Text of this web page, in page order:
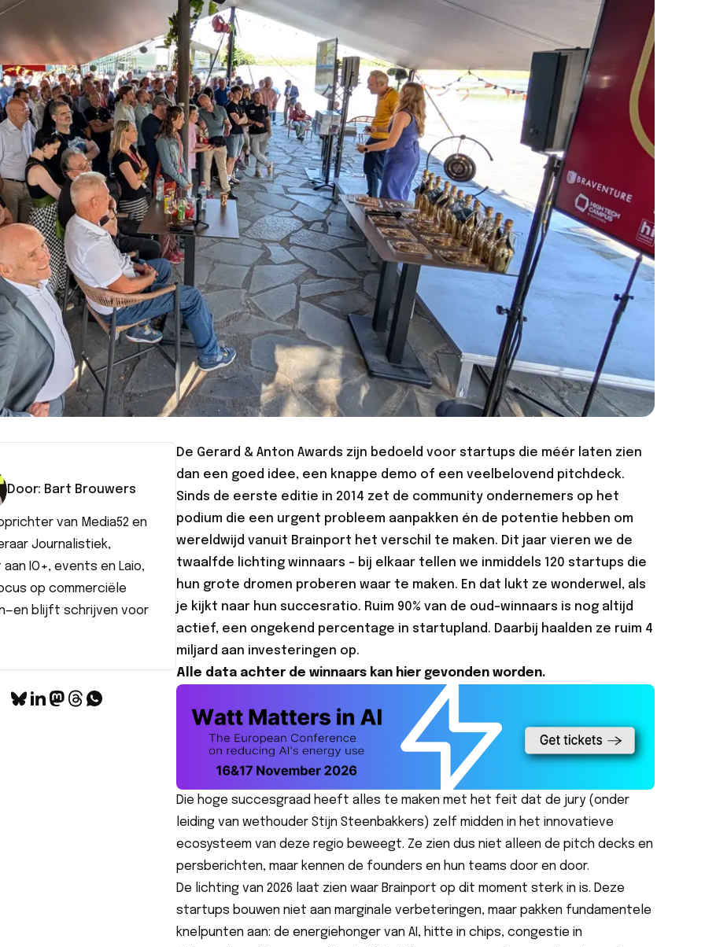
Door: Bart Brouwers
van Media52 en
Journalistiek,
IO+, events en Laio,
op commerciële
blijft schrijven voor
De Gerard & Anton Awards zijn bedoeld voor startups die méér laten zien
dan een goed idee, een knappe demo of een veelbelovend pitchdeck.
Sinds de eerste editie in 2014 zet de community ondernemers op het
podium die een urgent probleem aanpakken én de potentie hebben om
wereldwijd vanuit Brainport het verschil te maken. Dit jaar vieren we de
twaalfde lichting winnaars - bij elkaar tellen we inmiddels 120 startups die
hun grote dromen proberen waar te maken. En dat lukt ze wonderwel, als
je kijkt naar hun succesratio. Ruim 90% van de oud-winnaars is nog altijd
actief, een ongekend percentage in startupland. Daarbij haalden ze ruim 4
miljard aan investeringen op.
Alle data achter de winnaars kan hier gevonden worden.
Die hoge succesgraad heeft alles te maken met het feit dat de jury (onder
leiding van wethouder Stijn Steenbakkers) zelf midden in het innovatieve
ecosysteem van deze regio beweegt. Ze zien dus niet alleen de pitch decks en
persberichten, maar kennen de founders en hun teams door en door.
De lichting van 2026 laat zien waar Brainport op dit moment sterk in is. Deze
startups bouwen niet aan marginale verbeteringen, maar pakken fundamentele
knelpunten aan: de energiehonger van AI, hitte in chips, congestie in